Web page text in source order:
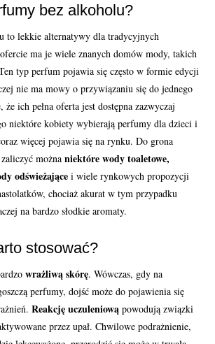
bez alkoholu?
to lekkie alternatywy dla tradycyjnych
ma je wiele znanych domów mody, takich
typ perfum pojawia się często w formie edycji
nie ma mowy o przywiązaniu się do jednego
że ich pełna oferta jest dostępna zazwyczaj
niektóre kobiety wybierają perfumy dla dzieci i
więcej pojawia się na rynku. Do grona
możnaniektóre wody toaletowe,
odświeżające i wiele rynkowych propozycji
chociaż akurat w tym przypadku
na bardzo słodkie aromaty.
stosować?
wrażliwą skórę. Wówczas, gdy na
perfumy, dojść może do pojawienia się
Reakcję uczuleniową powodują związki
przez upał. Chwilowe podrażnienie,